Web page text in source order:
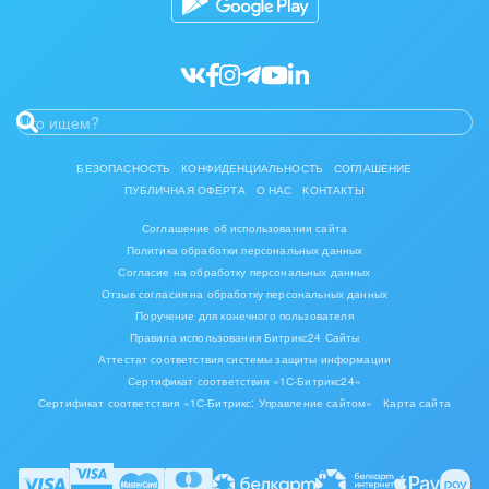
БЕЗОПАСНОСТЬ КОНФИДЕНЦИАЛЬНОСТЬ
СОГЛАШЕНИЕ
ПУБЛИЧНАЯ ОФЕРТА
О НАС КОНТАКТЫ
Соглашение об использовании сайта
Политика обработки персональных данных
Согласие на обработку персональных данных
Отзыв согласия на обработку персональных данных
Поручение для конечного пользователя
Правила использования Битрикс24 Сайты
Аттестат соответствия системы защиты информации
Сертификат соответствия «1С-Битрикс24»
Сертификат соответствия «1С-Битрикс: Управление сайтом»
Карта сайта